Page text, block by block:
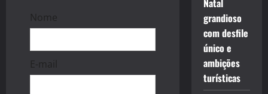
Nome
E-mail
Natal
grandioso
com desfile
único e
ambições
turísticas